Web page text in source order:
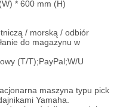
* 600 mm (H)
/ morską / odbiór
do magazynu w
(T/T);PayPal;W/U
maszyna typu pick
Yamaha.